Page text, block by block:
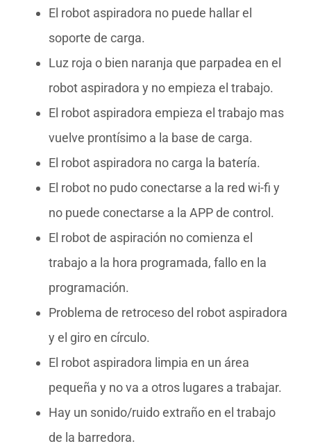
El robot aspiradora no puede hallar el
soporte de carga.
Luz roja o bien naranja que parpadea en el
robot aspiradora y no empieza el trabajo.
El robot aspiradora empieza el trabajo mas
vuelve prontísimo a la base de carga.
El robot aspiradora no carga la batería.
El robot no pudo conectarse a la red wi-fi y
no puede conectarse a la APP de control.
El robot de aspiración no comienza el
trabajo a la hora programada, fallo en la
programación.
Problema de retroceso del robot aspiradora
y el giro en círculo.
El robot aspiradora limpia en un área
pequeña y no va a otros lugares a trabajar.
Hay un sonido/ruido extraño en el trabajo
de la barredora.